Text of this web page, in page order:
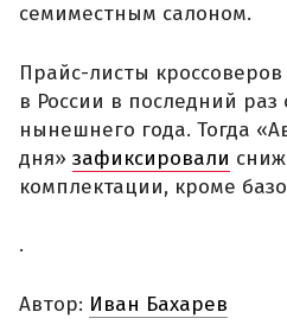
семиместным салоном.
Прайс-листы кроссоверов
в России в последний
нынешнего года. Тогда
дня» зафиксировали
комплектации, кроме
.
Автор: Иван Бахарев